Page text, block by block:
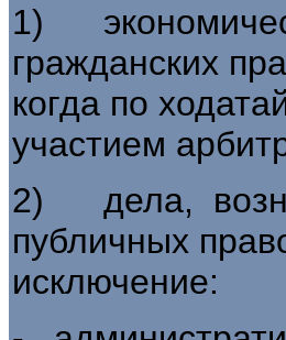
1)
гражданских
когда по
участием
2) дела,
публичных
исключение: